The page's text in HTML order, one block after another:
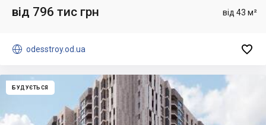
від 43 м²
від 796 тис грн
 odesstroy.od.ua 
БУДУЄТЬСЯ